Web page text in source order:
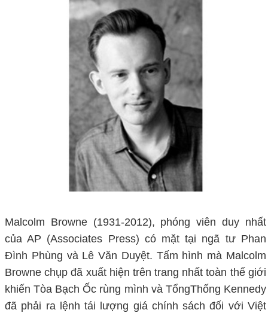
Malcolm Browne (1931-2012), phóng viên duy nhất
của AP (Associates Press) có mặt tại ngã tư Phan
Đình Phùng và Lê Văn Duyệt. Tấm hình mà Malcolm
Browne chụp đã xuất hiện trên trang nhất toàn thế giới
khiến Tòa Bạch Ốc rùng mình và TổngThống Kennedy
đã phải ra lệnh tái lượng giá chính sách đối với Việt